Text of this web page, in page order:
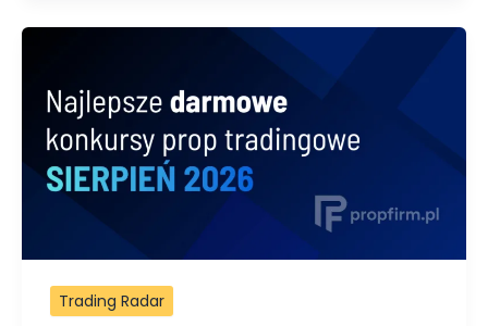
Trading Radar